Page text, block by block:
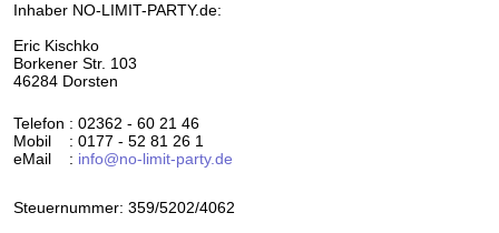
Inhaber NO-LIMIT-PARTY.de:
Eric Kischko
Borkener Str. 103
46284 Dorsten
Telefon : 02362 - 60 21 46
Mobil : 0177 - 52 81 26 1
eMail : info@no-limit-party.de
Steuernummer: 359/5202/4062